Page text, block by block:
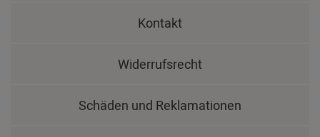
Kontakt
Widerrufsrecht
Schäden und Reklamationen